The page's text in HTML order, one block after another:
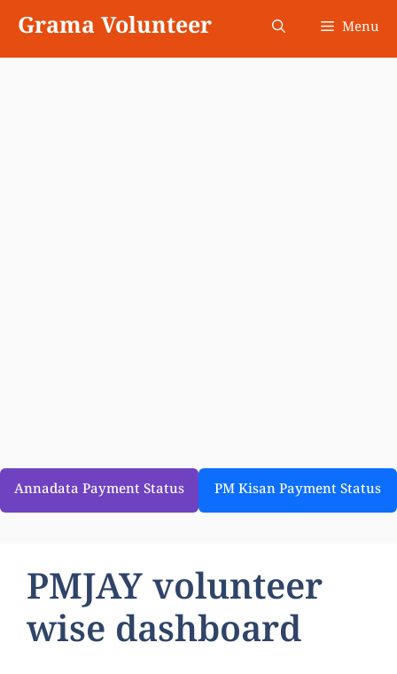
content
Grama Volunteer Menu
Annadata Payment Status PM Kisan Payment Status
PMJAY volunteer
wise dashboard